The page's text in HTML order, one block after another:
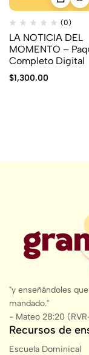
(0)
LA NOTICIA DEL
MOMENTO –
Completo Digital
$1,300.00
"y enseñándoles
mandado."
- Mateo 28:20
Recursos de
Escuela Dominical